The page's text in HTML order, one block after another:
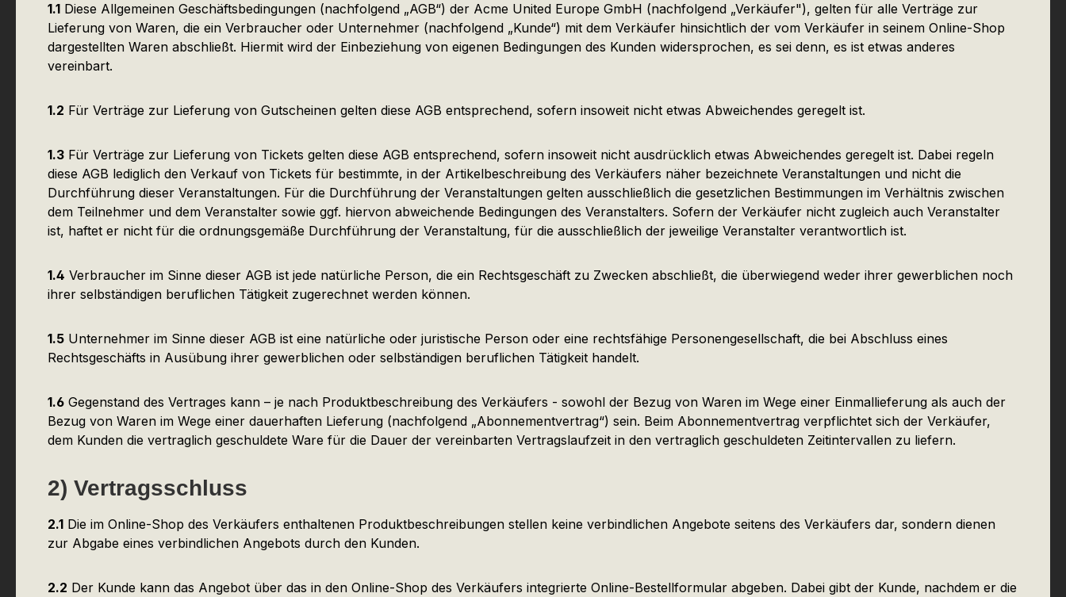
1.1 Diese Allgemeinen Geschäftsbedingungen (nachfolgend „AGB“) der Acme United Europe GmbH (nachfolgend „Verkäufer"), gelten für alle Verträge zur
Lieferung von Waren, die ein Verbraucher oder Unternehmer (nachfolgend „Kunde“) mit dem Verkäufer hinsichtlich der vom Verkäufer in seinem Online-Shop
dargestellten Waren abschließt. Hiermit wird der Einbeziehung von eigenen Bedingungen des Kunden widersprochen, es sei denn, es ist etwas anderes
vereinbart.
1.2 Für Verträge zur Lieferung von Gutscheinen gelten diese AGB entsprechend, sofern insoweit nicht etwas Abweichendes geregelt ist.
1.3 Für Verträge zur Lieferung von Tickets gelten diese AGB entsprechend, sofern insoweit nicht ausdrücklich etwas Abweichendes geregelt ist. Dabei regeln
diese AGB lediglich den Verkauf von Tickets für bestimmte, in der Artikelbeschreibung des Verkäufers näher bezeichnete Veranstaltungen und nicht die
Durchführung dieser Veranstaltungen. Für die Durchführung der Veranstaltungen gelten ausschließlich die gesetzlichen Bestimmungen im Verhältnis zwischen
dem Teilnehmer und dem Veranstalter sowie ggf. hiervon abweichende Bedingungen des Veranstalters. Sofern der Verkäufer nicht zugleich auch Veranstalter
ist, haftet er nicht für die ordnungsgemäße Durchführung der Veranstaltung, für die ausschließlich der jeweilige Veranstalter verantwortlich ist.
1.4 Verbraucher im Sinne dieser AGB ist jede natürliche Person, die ein Rechtsgeschäft zu Zwecken abschließt, die überwiegend weder ihrer gewerblichen noch
ihrer selbständigen beruflichen Tätigkeit zugerechnet werden können.
1.5 Unternehmer im Sinne dieser AGB ist eine natürliche oder juristische Person oder eine rechtsfähige Personengesellschaft, die bei Abschluss eines
Rechtsgeschäfts in Ausübung ihrer gewerblichen oder selbständigen beruflichen Tätigkeit handelt.
1.6 Gegenstand des Vertrages kann – je nach Produktbeschreibung des Verkäufers - sowohl der Bezug von Waren im Wege einer Einmallieferung als auch der
Bezug von Waren im Wege einer dauerhaften Lieferung (nachfolgend „Abonnementvertrag“) sein. Beim Abonnementvertrag verpflichtet sich der Verkäufer,
dem Kunden die vertraglich geschuldete Ware für die Dauer der vereinbarten Vertragslaufzeit in den vertraglich geschuldeten Zeitintervallen zu liefern.
2) Vertragsschluss
2.1 Die im Online-Shop des Verkäufers enthaltenen Produktbeschreibungen stellen keine verbindlichen Angebote seitens des Verkäufers dar, sondern dienen
zur Abgabe eines verbindlichen Angebots durch den Kunden.
2.2 Der Kunde kann das Angebot über das in den Online-Shop des Verkäufers integrierte Online-Bestellformular abgeben. Dabei gibt der Kunde, nachdem er die